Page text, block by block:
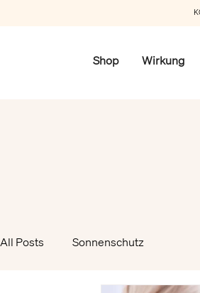
Shop Wirkung
All Posts Sonnenschutz